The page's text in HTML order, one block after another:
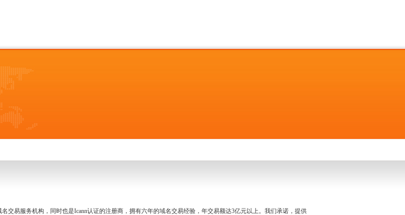
交易服务机构，同时也是Icann认证的注册商，拥有六年的域名交易经验，年交易额达3亿元以上。我们承诺，提供